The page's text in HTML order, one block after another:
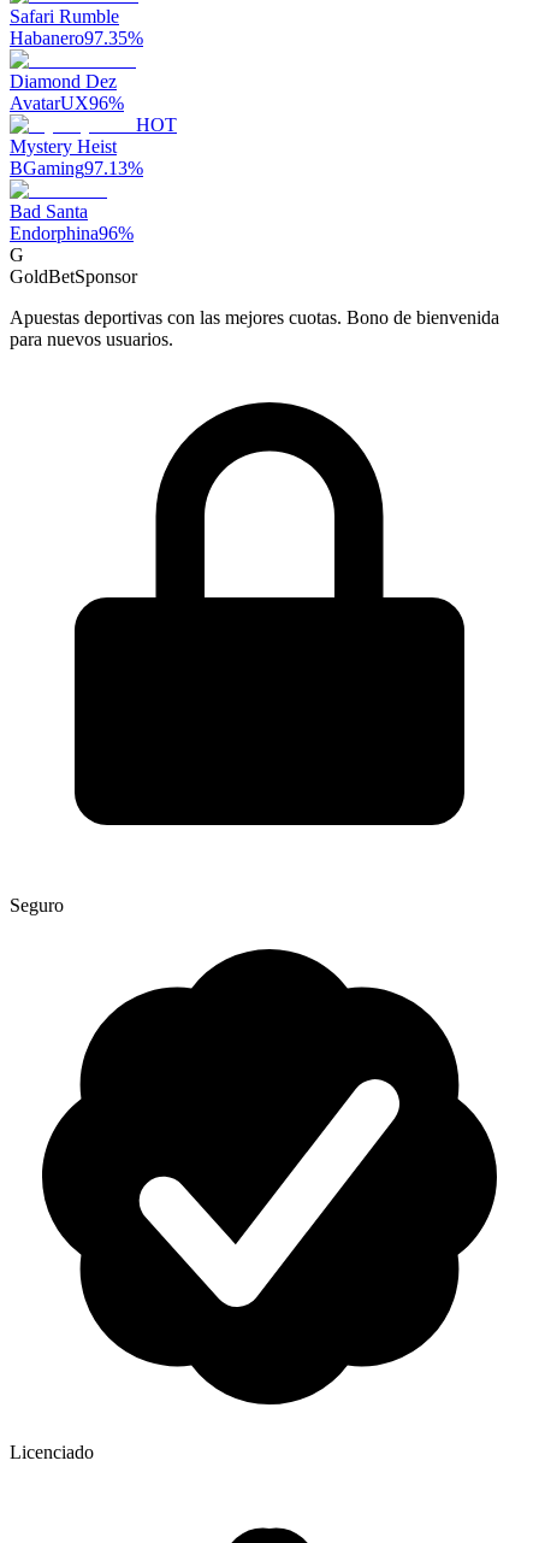
Safari Rumble
Habanero97.35%
Diamond Dez
AvatarUX96%
HOT
Mystery Heist
BGaming97.13%
Bad Santa
Endorphina96%
G
GoldBetSponsor
Apuestas deportivas con las mejores cuotas. Bono de bienvenida
para nuevos usuarios.
Seguro
Licenciado